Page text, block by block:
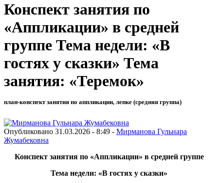
Конспект занятия по
«Аппликации» в средней
группе Тема недели: «В
гостях у сказки» Тема
занятия: «Теремок»
план-конспект занятия по аппликации, лепке (средняя группа)
Опубликовано 31.03.2026 - 8:49 - Мирманова Гульнара
Жумабековна
Конспект занятия по «Аппликации» в средней группе
Тема недели: «В гостях у сказки»